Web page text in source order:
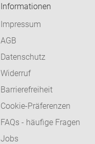
Informationen
Impressum
AGB
Datenschutz
Widerruf
Barrierefreiheit
Cookie-Präferenzen
FAQs - häufige Fragen
Jobs